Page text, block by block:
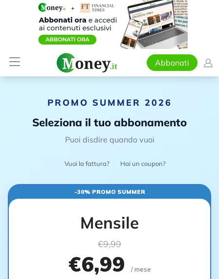
Abbonati
PROMO SUMMER 2026
Seleziona il tuo abbonamento
Puoi disdire quando vuoi
Vuoi la fattura? Hai un coupon?
-30% PROMO SUMMER
Mensile
€9,99
€6,99 / mese